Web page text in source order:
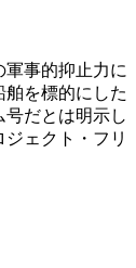
事的抑止力に
を標的にした
だとは明示し
ェクト・フリ